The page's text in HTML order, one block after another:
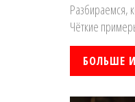
Разбираемся,
Чёткие
БОЛЬШЕ